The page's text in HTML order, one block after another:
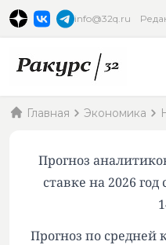
info@32q.ru
Главная Экономика
Прогноз
ставке на 2026
Прогноз по средней